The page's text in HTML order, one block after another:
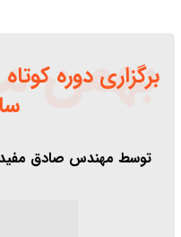
بهمن ماه
برگزاری دوره
توسط مهندس صادق